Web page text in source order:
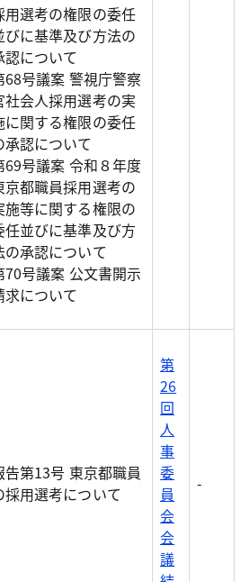
用選考の権限の委任
びに基準及び方法の
認について
68号議案 警視庁警察
社会人採用選考の実
に関する権限の委任
承認について
69号議案 令和８年度
京都職員採用選考の
施等に関する権限の
任並びに基準及び方
の承認について
70号議案 公文書開示
求について
告第13号 東京都職員
採用選考について
第
26
回
人
事
委
員
会
会
議
-